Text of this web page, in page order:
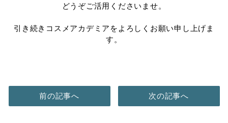
どうぞご活用くださいませ。
引き続きコスメアカデミアをよろしくお願い申し上げま
す。
前の記事へ 次の記事へ